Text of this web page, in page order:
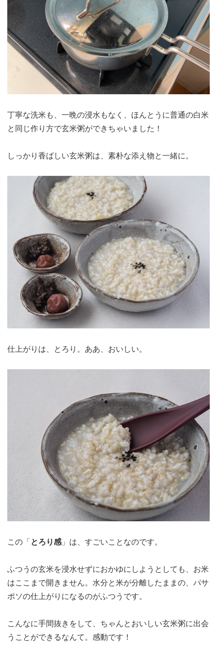
丁寧な洗米も、一晩の浸水もなく、ほんとうに普通の白米
と同じ作り方で玄米粥ができちゃいました！
しっかり香ばしい玄米粥は、素朴な添え物と一緒に。
仕上がりは、とろり。ああ、おいしい。
この「とろり感」は、すごいことなのです。
ふつうの玄米を浸水せずにおかゆにしようとしても、お米
はここまで開きません。水分と米が分離したままの、パサ
ポソの仕上がりになるのがふつうです。
こんなに手間抜きをして、ちゃんとおいしい玄米粥に出会
うことができるなんて。感動です！